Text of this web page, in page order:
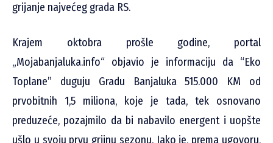
grijanje najvećeg grada RS.
Krajem oktobra prošle godine, portal
„Mojabanjaluka.info“ objavio je informaciju da “Eko
Toplane” duguju Gradu Banjaluka 515.000 KM od
prvobitnih 1,5 miliona, koje je tada, tek osnovano
preduzeće, pozajmilo da bi nabavilo energent i uopšte
ušlo u svoju prvu grijnu sezonu. Iako je, prema ugovoru,